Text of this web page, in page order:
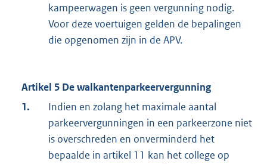
kampeerwagen is geen vergunning nodig.
Voor deze voertuigen gelden de bepalingen
die opgenomen zijn in de APV.
Artikel 5 De walkantenparkeervergunning
1.
Indien en zolang het maximale aantal
parkeervergunningen in een parkeerzone niet
is overschreden en onverminderd het
bepaalde in artikel 11 kan het college op